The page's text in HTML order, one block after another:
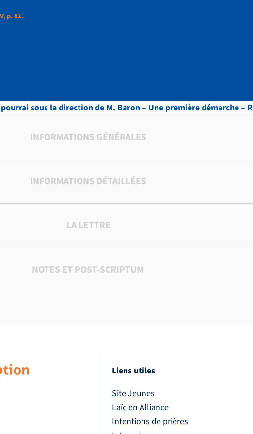
p. 81.
sous la direction de M. Baron – Une première démarche –
INFORMATIONS GÉNÉRALES
INFORMATIONS DÉTAILLÉES
LA LETTRE
NOTES ET POST-SCRIPTUM
Liens utiles
Site Jeunes
Laïc en Alliance
Intentions de prières